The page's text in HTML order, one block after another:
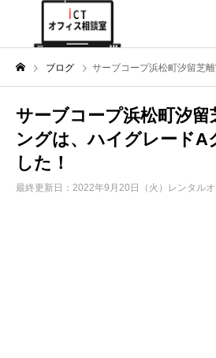
ブログ サーブコープ浜松町汐留芝離宮ビルディング
サーブコープ浜松町汐留
ングは、ハイグレードA
した！
最終更新日：2022年9月20日（火） レンタル